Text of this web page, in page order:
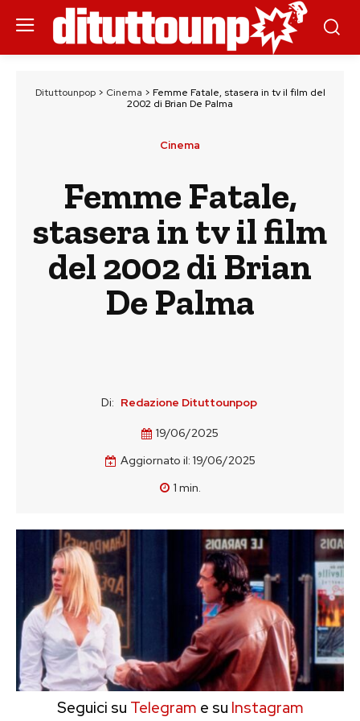
Dituttounpop> Cinema > Femme Fatale, stasera in tv il film del
2002 di Brian De Palma
Cinema
Femme Fatale,
stasera in tv il film
del 2002 di Brian
De Palma
Di: Redazione Dituttounpop
19/06/2025
Aggiornato il: 19/06/2025
1 min.
Seguici su Telegram e su Instagram